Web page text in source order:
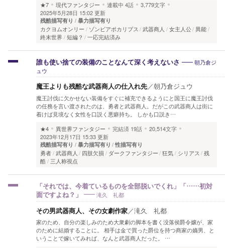
★7
現代ファンタジー 連載中 4話
3,779文字
2025年5月28日 15:02 更新
残酷描写有り 暴力描写有り
カクヨムオンリー ゾンビアポカリプス 武器商人 女主人公 異能
終末世界
短編？ 一応完結済み
誰も使い捨ての装備のことなんて深く考えないさ
朝乃倉ジ
ュウ
魔王よりも残酷な武器商人の仕入れ先／朝乃倉ジュウ
魔王討伐に欠かせない装備をすぐに補充できるようにと国王に魔王討伐
の任務を言い渡されたのは、勇者と武器商人。だがこの武器商人は街に
着けば見境なく女性を口説く悪癖持ち。 しかも口説き…
★4
異世界ファンタジー 完結済 19話
20,514文字
2023年12月17日 15:33 更新
残酷描写有り 暴力描写有り 性描写有り
勇者 武器商人 四肢欠損 ダークファンタジー 狂気 シリアス
残
酷
三人称視点
「それでは、今着ているものを全部脱いでくれ」「……初対
面ですよね？」
滝久 礼都
その男武器商人、その女劇作家／滝久 礼都
家のため、自分の楽しみのため大衆劇の脚本を書く没落侯爵令嬢が、家
のために結婚することに。 相手は金で買った爵位を持つ商家の嫡男、と
いうことで嫁いてみれば、なんと武器商人だった。 …